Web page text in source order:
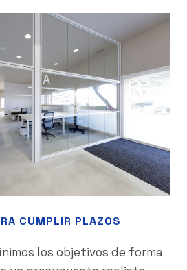
CUMPLIR PLAZOS
los objetivos de forma